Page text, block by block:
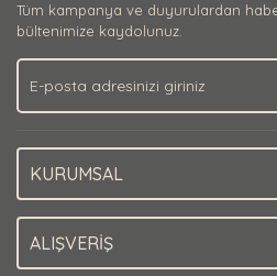
Tüm kampanya ve duyurulardan
bültenimize kaydolunuz.
KURUMSAL
ALIŞVERİŞ